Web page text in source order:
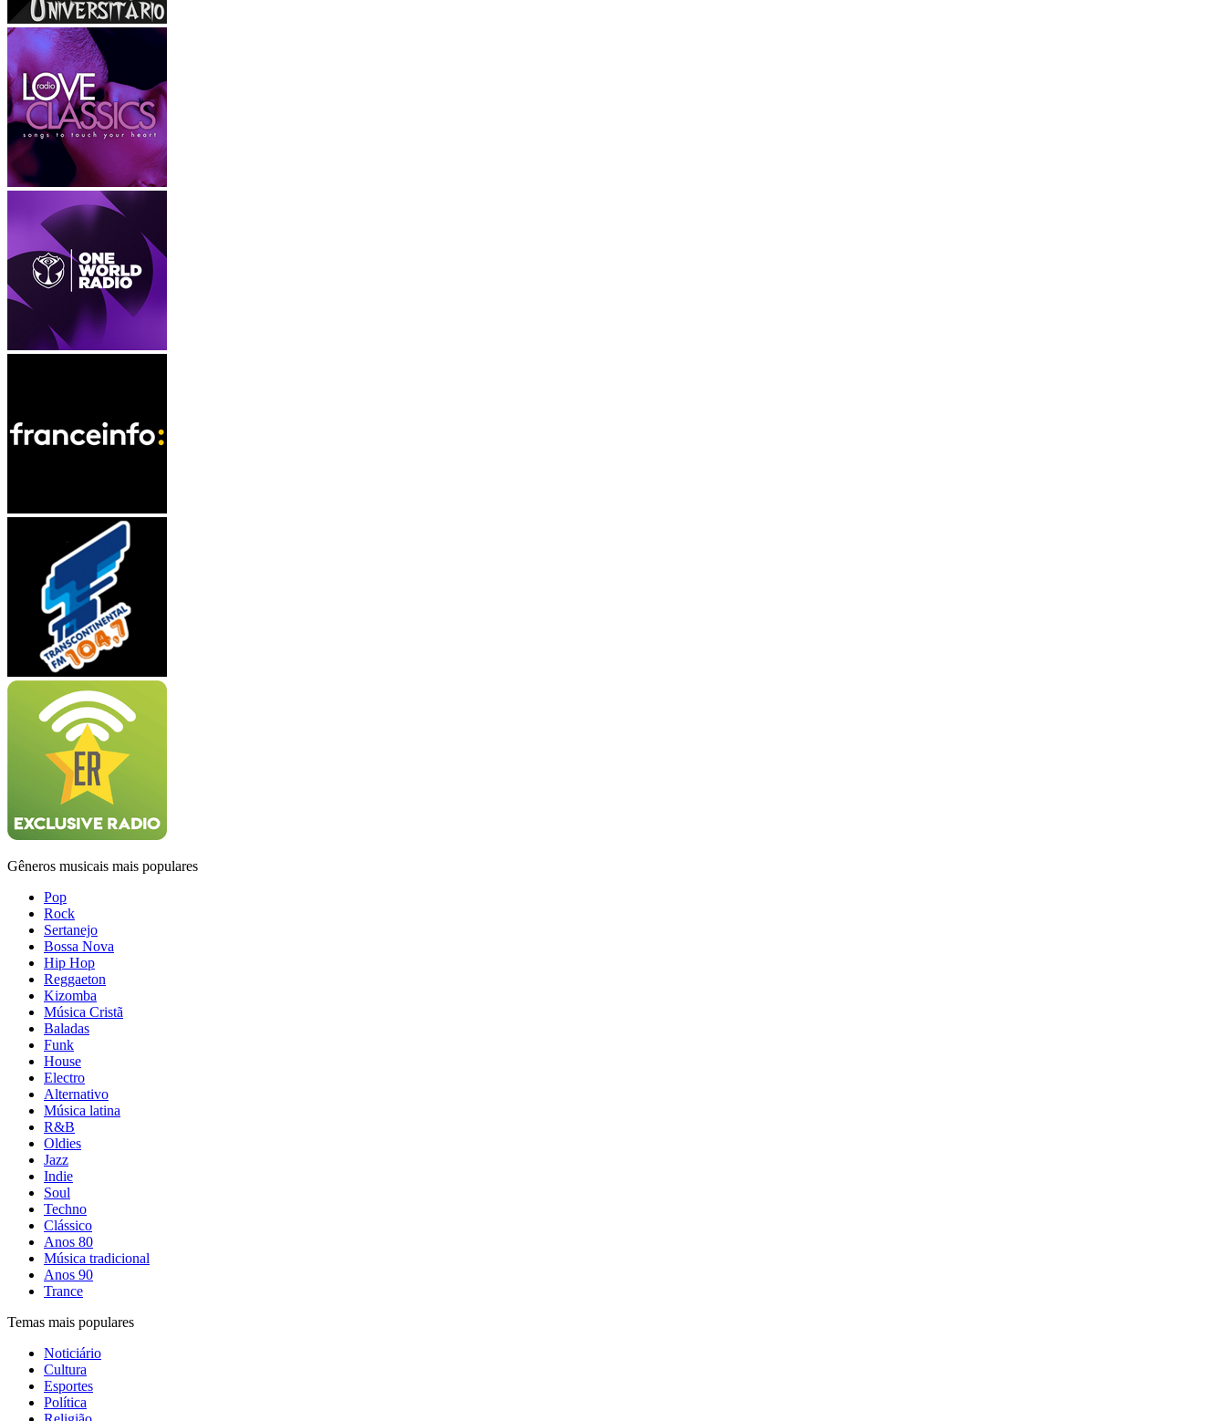
Gêneros musicais mais populares
Pop
Rock
Sertanejo
Bossa Nova
Hip Hop
Reggaeton
Kizomba
Música Cristã
Baladas
Funk
House
Electro
Alternativo
Música latina
R&B
Oldies
Jazz
Indie
Soul
Techno
Clássico
Anos 80
Música tradicional
Anos 90
Trance
Temas mais populares
Noticiário
Cultura
Esportes
Política